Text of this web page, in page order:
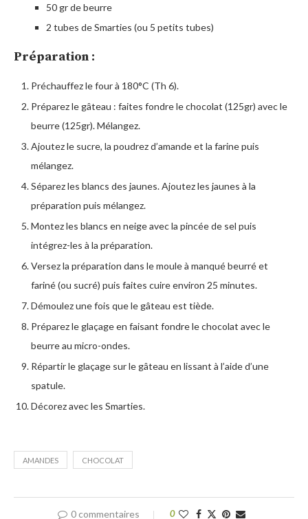
50 gr de beurre
2 tubes de Smarties (ou 5 petits tubes)
Préparation :
Préchauffez le four à 180°C (Th 6).
Préparez le gâteau : faites fondre le chocolat (125gr) avec le
beurre (125gr). Mélangez.
Ajoutez le sucre, la poudrez d’amande et la farine puis
mélangez.
Séparez les blancs des jaunes. Ajoutez les jaunes à la
préparation puis mélangez.
Montez les blancs en neige avec la pincée de sel puis
intégrez-les à la préparation.
Versez la préparation dans le moule à manqué beurré et
fariné (ou sucré) puis faites cuire environ 25 minutes.
Démoulez une fois que le gâteau est tiède.
Préparez le glaçage en faisant fondre le chocolat avec le
beurre au micro-ondes.
Répartir le glaçage sur le gâteau en lissant à l’aide d’une
spatule.
Décorez avec les Smarties.
AMANDES CHOCOLAT
0 commentaires 0